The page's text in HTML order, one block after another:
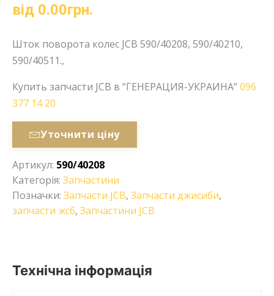
від 0.00грн.
Шток поворота колес JCB 590/40208, 590/40210,
590/40511.,
Купить запчасти JCB в “ГЕНЕРАЦИЯ-УКРАИНА”096
377 14 20
Уточнити ціну
Артикул: 590/40208
Категорія: Запчастини
Позначки: Запчасти JCB, Запчасти джисиби,
запчасти жсб, Запчастини JCB
Технічна інформація